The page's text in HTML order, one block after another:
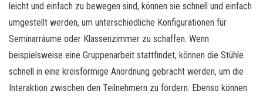
leicht und einfach zu bewegen sind, können sie schnell und einfach
umgestellt werden, um unterschiedliche Konfigurationen für
Seminarräume oder Klassenzimmer zu schaffen. Wenn
beispielsweise eine Gruppenarbeit stattfindet, können die Stühle
schnell in eine kreisförmige Anordnung gebracht werden, um die
Interaktion zwischen den Teilnehmern zu fördern. Ebenso können